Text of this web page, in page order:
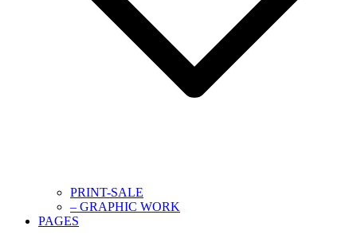
PRINT-SALE
– GRAPHIC WORK
PAGES